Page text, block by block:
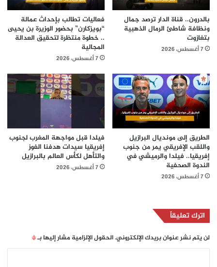
بالدرون.. قناة الدار ترصد جمال
ونظافة شاطئ الرمال الذهبية
بتغازوت
7 أغسطس، 2026
فعاليات تطالب بإحداث عمالة
“بويزكارن” بحضور الوزيرة بن يحيى
.. خطوة منتظرة لتحقيق العدالة
المجالية
7 أغسطس، 2026
الطريق إلى مونديال البرازيل
واللقب الإفريقي يمر من جنوب
إفريقيا.. فيلدا والرميشي في
الندوة الصحفية
7 أغسطس، 2026
فيلدا قبل مواجهة المغرب لجنوب
إفريقيا سيدات هدفنا الفوز
والتأهل لكأس العالم بالبرازيل
7 أغسطس، 2026
اترك تعليقاً
لن يتم نشر عنوان بريدك الإلكتروني.الحقول الإلزامية مشار إليها بـ*